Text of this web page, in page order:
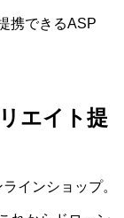
携できるASP
エイト提
インショップ。